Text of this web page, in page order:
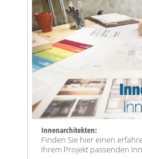
Innenarchitekten:
Finden Sie hier einen
Ihrem Projekt passenden